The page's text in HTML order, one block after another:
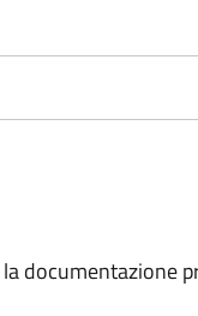
documentazione